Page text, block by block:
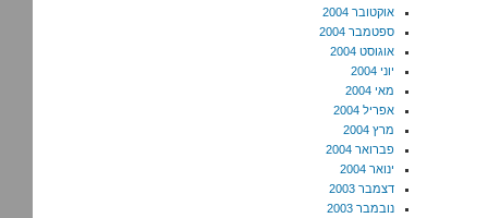
אוקטובר 2004
ספטמבר 2004
אוגוסט 2004
יוני 2004
מאי 2004
אפריל 2004
מרץ 2004
פברואר 2004
ינואר 2004
דצמבר 2003
נובמבר 2003